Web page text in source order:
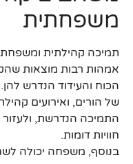
משפחתית
תמיכה קהילתית
אמהות רבות מוצאות
הכוח והעידוד הנדרש
של הורים, ואירועים
התמיכה הנדרשת,
חוויות דומות.
בנוסף, משפחה יכולה